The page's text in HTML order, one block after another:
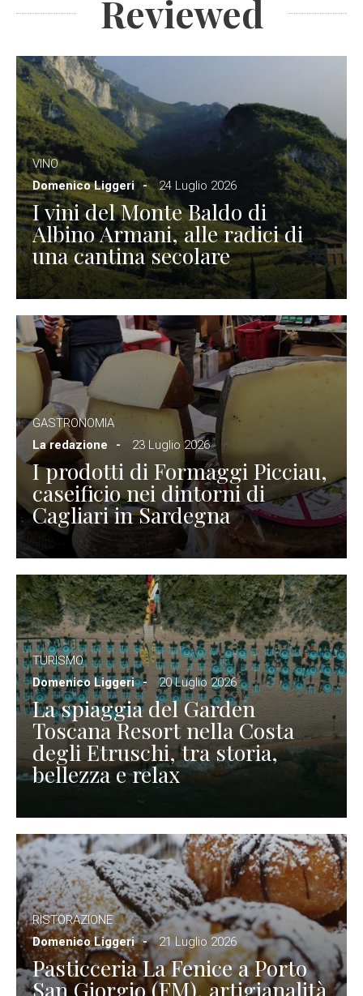
Reviewed
VINO
Domenico Liggeri
24 Luglio 2026
I vini del Monte Baldo di
Albino Armani, alle radici di
una cantina secolare
GASTRONOMIA
La redazione
23 Luglio 2026
I prodotti di Formaggi Picciau,
caseificio nei dintorni di
Cagliari in Sardegna
TURISMO
Domenico Liggeri
20 Luglio 2026
La spiaggia del Garden
Toscana Resort nella Costa
degli Etruschi, tra storia,
bellezza e relax
RISTORAZIONE
Domenico Liggeri
21 Luglio 2026
Pasticceria La Fenice a Porto
San Giorgio (FM), artigianalità